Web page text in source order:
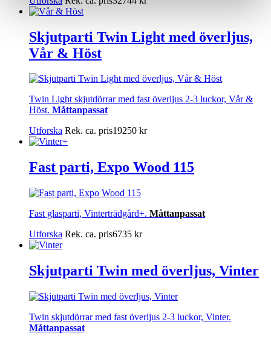
Skjutparti Twin Light med överljus,
Vår & Höst
Twin Light skjutdörrar med fast överljus 2-3 luckor, Vår &
Höst. Måttanpassat
Utforska Rek. ca. pris19250 kr
Fast parti, Expo Wood 115
Fast glasparti, Vinterträdgård+. Måttanpassat
Utforska Rek. ca. pris6735 kr
Skjutparti Twin med överljus, Vinter
Twin skjutdörrar med fast överljus 2-3 luckor, Vinter.
Måttanpassat